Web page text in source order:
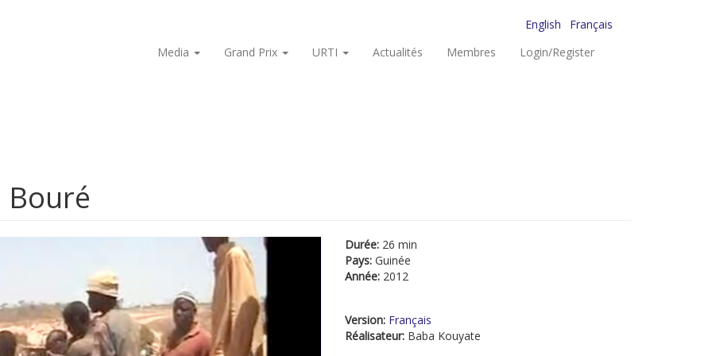
English
Français
Media
Grand Prix URTI Actualités Membres Login/Register
Bouré
Durée: 26 min
Pays: Guinée
Année: 2012
Version: Français
Réalisateur: Baba Kouyate